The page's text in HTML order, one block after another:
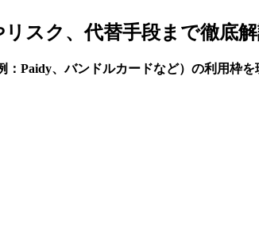
スク、代替手段まで徹底
：Paidy、バンドルカードなど）の利用枠を